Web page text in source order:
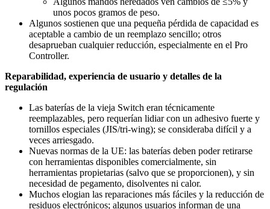
unos pocos gramos de peso.
Algunos sostienen que una pequeña pérdida de capacidad es
aceptable a cambio de un reemplazo sencillo; otros
desaprueban cualquier reducción, especialmente en el Pro
Controller.
Reparabilidad, experiencia de usuario y detalles de la
regulación
Las baterías de la vieja Switch eran técnicamente
reemplazables, pero requerían lidiar con un adhesivo fuerte y
tornillos especiales (JIS/tri-wing); se consideraba difícil y a
veces arriesgado.
Nuevas normas de la UE: las baterías deben poder retirarse
con herramientas disponibles comercialmente, sin
herramientas propietarias (salvo que se proporcionen), y sin
necesidad de pegamento, disolventes ni calor.
Muchos elogian las reparaciones más fáciles y la reducción de
residuos electrónicos; algunos usuarios informan de una